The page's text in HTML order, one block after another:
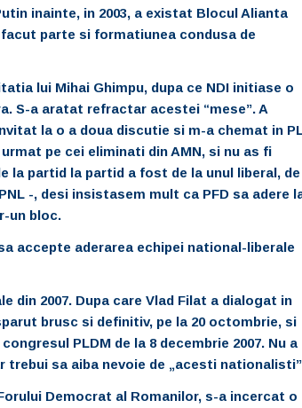
inainte, in 2003, a existat Blocul Alianta
parte si formatiunea condusa de
lui Mihai Ghimpu, dupa ce NDI initiase o
S-a aratat refractar acestei “mese”. A
la o a doua discutie si m-a chemat in
pe cei eliminati din AMN, si nu as fi
la partid la partid a fost de la unul liberal, de
-, desi insistasem mult ca PFD sa adere
un bloc.
accepte aderarea echipei national-liberale
din 2007. Dupa care Vlad Filat a dialogat in
brusc si definitiv, pe la 20 octombrie, si
PLDM de la 8 decembrie 2007. Nu a
sa aiba nevoie de „acesti
Democrat al Romanilor, s-a incercat o